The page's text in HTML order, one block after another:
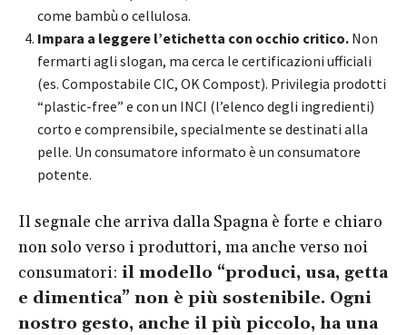
come bambù o cellulosa.
Impara a leggere l’etichetta con occhio critico. Non
fermarti agli slogan, ma cerca le certificazioni ufficiali
(es. Compostabile CIC, OK Compost). Privilegia prodotti
“plastic-free” e con un INCI (l’elenco degli ingredienti)
corto e comprensibile, specialmente se destinati alla
pelle. Un consumatore informato è un consumatore
potente.
Il segnale che arriva dalla Spagna è forte e chiaro
non solo verso i produttori, ma anche verso noi
consumatori: il modello “produci, usa, getta
e dimentica” non è più sostenibile. Ogni
nostro gesto, anche il più piccolo, ha una